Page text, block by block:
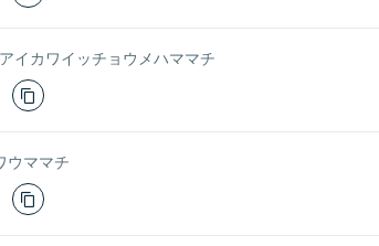
アイカワイッチョウメハママチ
ウママチ